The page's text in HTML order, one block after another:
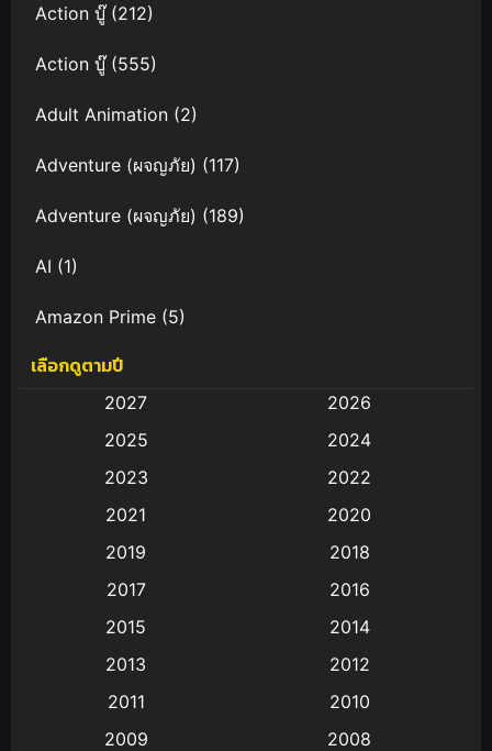
Action บู๊(212)
Action บู๊(555)
Adult Animation (2)
Adventure (ผจญภัย) (117)
Adventure (ผจญภัย) (189)
AI (1)
Amazon Prime (5)
Anal (ประตูหลัง)
Animation การ์ตูน
Animation อนิเมะ
Animation แอนิเมชัน
(9)
เลือกดูตามปี
2027
2026
2025
2024
2023
2022
2021
2020
2019
2018
2017
2016
2015
2014
2013
2012
2011
2010
2009
2008